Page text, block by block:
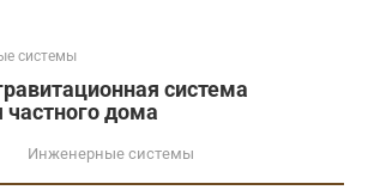
системы
система
частного дома
Инженерные системы